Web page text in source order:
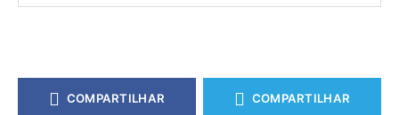
COMPARTILHAR COMPARTILHAR